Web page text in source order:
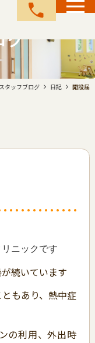
call
グ
スタッフブログ 日記 開設届
ニックです
続いています
もあり、熱中症
の利用、外出時